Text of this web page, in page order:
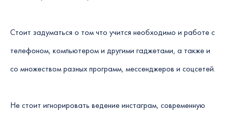
Стоит задуматься о том что учится необходимо и работе с
телефоном, компьютером и другими гаджетами, а также и
со множеством разных программ, мессенджеров и соцсетей.
Не стоит игнорировать ведение инстаграм, современную